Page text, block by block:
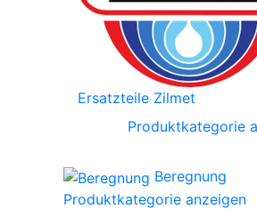
Ersatzteile Zilmet
Produktkategorie
Beregnung
Produktkategorie anzeigen